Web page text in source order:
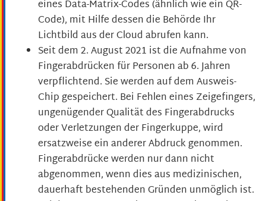
eines Data-Matrix-Codes (ähnlich wie ein QR-
Code), mit Hilfe dessen die Behörde Ihr
Lichtbild aus der Cloud abrufen kann.
Seit dem 2. August 2021 ist die Aufnahme von
Fingerabdrücken für Personen ab 6. Jahren
verpflichtend. Sie werden auf dem Ausweis-
Chip gespeichert. Bei Fehlen eines Zeigefingers,
ungenügender Qualität des Fingerabdrucks
oder Verletzungen der Fingerkuppe, wird
ersatzweise ein anderer Abdruck genommen.
Fingerabdrücke werden nur dann nicht
abgenommen, wenn dies aus medizinischen,
dauerhaft bestehenden Gründen unmöglich ist.